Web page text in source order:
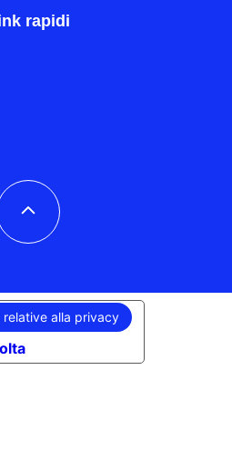
rapidi
alla privacy